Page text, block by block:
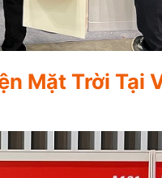
Mặt Trời Tại